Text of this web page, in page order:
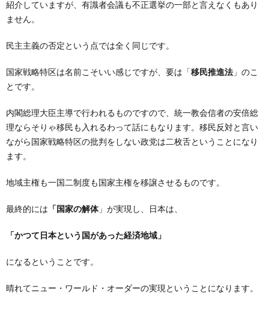
紹介していますが、有識者会議も不正選挙の一部と言えなくもあり
ません。
民主主義の否定という点では全く同じです。
国家戦略特区は名前こそいい感じですが、要は「移民推進法 」のこ
とです。
内閣総理大臣主導で行われるものですので、統一教会信者の安倍総
理ならそりゃ移民も入れるわって話にもなります。移民反対と言い
ながら国家戦略特区の批判をしない政党は二枚舌ということになり
ます。
地域主権も一国二制度も国家主権を移譲させるものです。
最終的には 「国家の解体」が実現し、日本は、
「かつて日本という国があった経済地域」
になるということです。
晴れてニュー・ワールド・オーダーの実現ということになります。